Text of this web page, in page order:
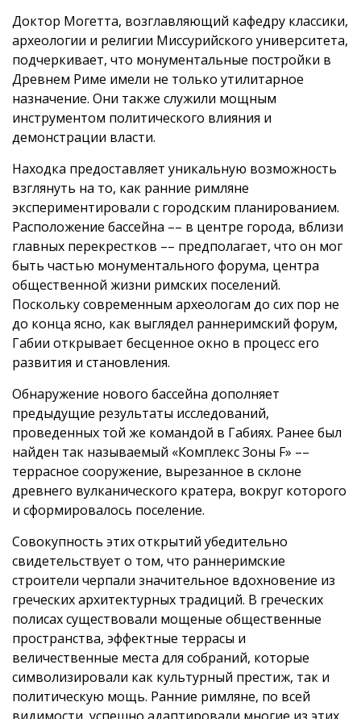
Доктор Могетта, возглавляющий кафедру классики,
археологии и религии Миссурийского университета,
подчеркивает, что монументальные постройки в
Древнем Риме имели не только утилитарное
назначение. Они также служили мощным
инструментом политического влияния и
демонстрации власти.
Находка предоставляет уникальную возможность
взглянуть на то, как ранние римляне
экспериментировали с городским планированием.
Расположение бассейна –– в центре города, вблизи
главных перекрестков –– предполагает, что он мог
быть частью монументального форума, центра
общественной жизни римских поселений.
Поскольку современным археологам до сих пор не
до конца ясно, как выглядел раннеримский форум,
Габии открывает бесценное окно в процесс его
развития и становления.
Обнаружение нового бассейна дополняет
предыдущие результаты исследований,
проведенных той же командой в Габиях. Ранее был
найден так называемый «Комплекс Зоны F» ––
террасное сооружение, вырезанное в склоне
древнего вулканического кратера, вокруг которого
и сформировалось поселение.
Совокупность этих открытий убедительно
свидетельствует о том, что раннеримские
строители черпали значительное вдохновение из
греческих архитектурных традиций. В греческих
полисах существовали мощеные общественные
пространства, эффектные террасы и
величественные места для собраний, которые
символизировали как культурный престиж, так и
политическую мощь. Ранние римляне, по всей